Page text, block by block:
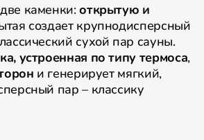
каменки:открытую и
создает крупнодисперсный
сухой пар сауны.
устроенная по типу термоса,
и генерирует мягкий,
пар – классику